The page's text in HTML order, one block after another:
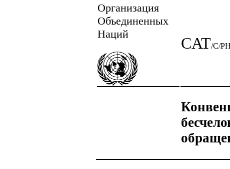
Организация
Объединенных
Наций
CAT/C/